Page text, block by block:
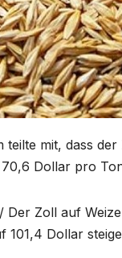
teilte mit, dass
Dollar pro
Der Zoll auf
101,4 Dollar